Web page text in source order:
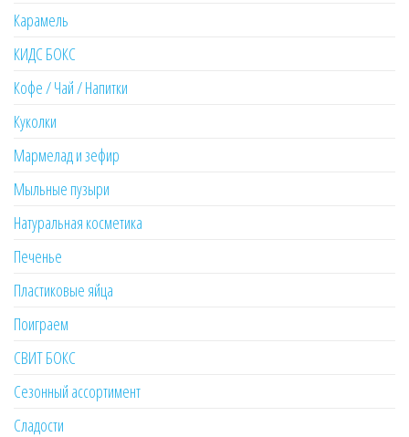
Карамель
КИДС БОКС
Кофе / Чай / Напитки
Куколки
Мармелад и зефир
Мыльные пузыри
Натуральная косметика
Печенье
Пластиковые яйца
Поиграем
СВИТ БОКС
Сезонный ассортимент
Сладости